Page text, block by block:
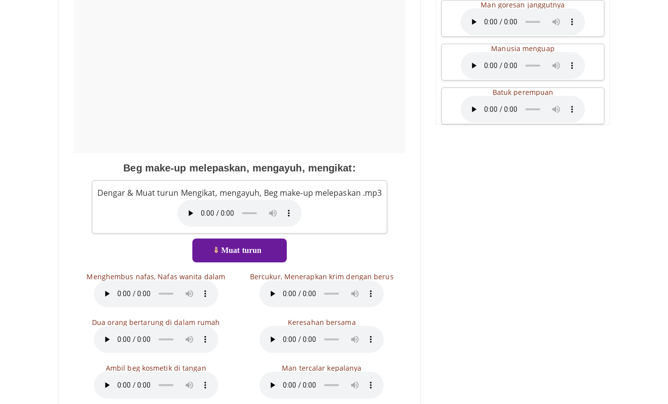
Beg make-up melepaskan, mengayuh, mengikat:
Dengar & Muat turun Mengikat, mengayuh, Beg make-up melepaskan .mp3
⇓ Muat turun
Menghembus nafas, Nafas wanita dalam
Dua orang bertarung di dalam rumah
Ambil beg kosmetik di tangan
Bercukur, Menerapkan krim dengan berus
Keresahan bersama
Man tercalar kepalanya
Man goresan janggutnya
Manusia menguap
Batuk perempuan